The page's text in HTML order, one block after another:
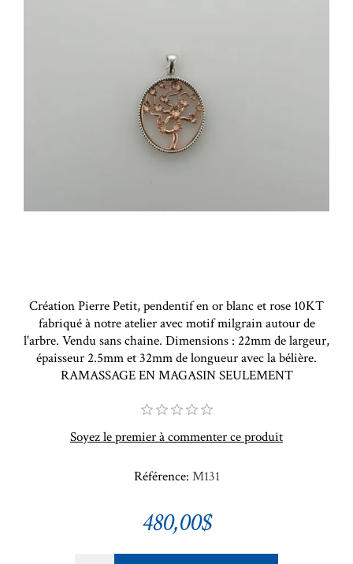
Création Pierre Petit, pendentif en or blanc et rose 10KT
fabriqué à notre atelier avec motif milgrain autour de
l'arbre. Vendu sans chaine. Dimensions : 22mm de largeur,
épaisseur 2.5mm et 32mm de longueur avec la bélière.
RAMASSAGE EN MAGASIN SEULEMENT
Soyez le premier à commenter ce produit
Référence: M131
480,00$